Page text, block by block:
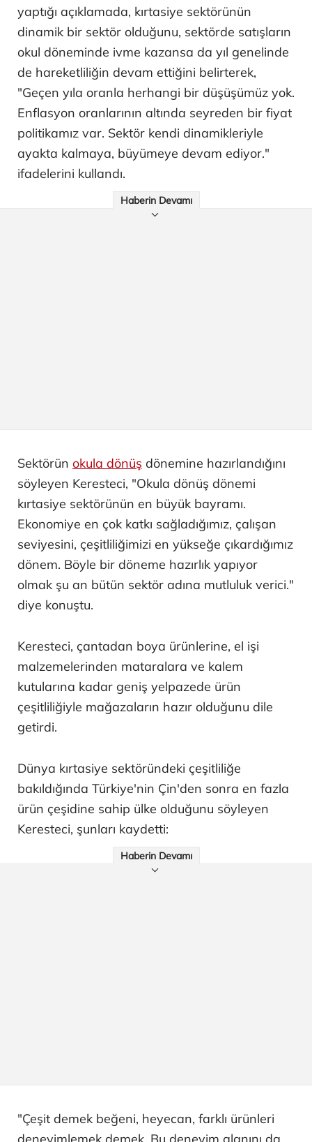
yaptığı açıklamada, kırtasiye sektörünün
dinamik bir sektör olduğunu, sektörde satışların
okul döneminde ivme kazansa da yıl genelinde
de hareketliliğin devam ettiğini belirterek,
"Geçen yıla oranla herhangi bir düşüşümüz yok.
Enflasyon oranlarının altında seyreden bir fiyat
politikamız var. Sektör kendi dinamikleriyle
ayakta kalmaya, büyümeye devam ediyor."
ifadelerini kullandı.
Haberin Devamı
Sektörün okula dönüş dönemine hazırlandığını
söyleyen Keresteci, "Okula dönüş dönemi
kırtasiye sektörünün en büyük bayramı.
Ekonomiye en çok katkı sağladığımız, çalışan
seviyesini, çeşitliliğimizi en yükseğe çıkardığımız
dönem. Böyle bir döneme hazırlık yapıyor
olmak şu an bütün sektör adına mutluluk verici."
diye konuştu.
Keresteci, çantadan boya ürünlerine, el işi
malzemelerinden mataralara ve kalem
kutularına kadar geniş yelpazede ürün
çeşitliliğiyle mağazaların hazır olduğunu dile
getirdi.
Dünya kırtasiye sektöründeki çeşitliliğe
bakıldığında Türkiye'nin Çin'den sonra en fazla
ürün çeşidine sahip ülke olduğunu söyleyen
Keresteci, şunları kaydetti:
Haberin Devamı
"Çeşit demek beğeni, heyecan, farklı ürünleri
deneyimlemek demek. Bu deneyim alanını da